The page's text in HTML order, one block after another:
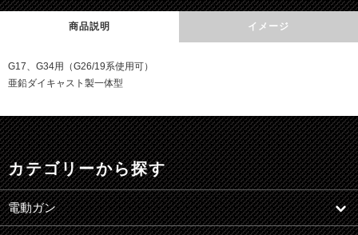
商品説明 イメージ
G17、G34用（G26/19系使用可）
亜鉛ダイキャスト製一体型
カテゴリーから探す
電動ガン